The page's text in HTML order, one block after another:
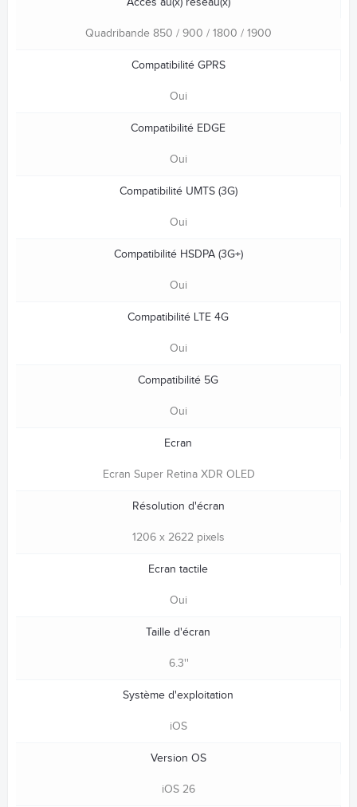
Quadribande 850 / 900 / 1800 / 1900
Compatibilité GPRS
Oui
Compatibilité EDGE
Oui
Compatibilité UMTS (3G)
Oui
Compatibilité HSDPA (3G+)
Oui
Compatibilité LTE 4G
Oui
Compatibilité 5G
Oui
Ecran
Ecran Super Retina XDR OLED
Résolution d'écran
1206 x 2622 pixels
Ecran tactile
Oui
Taille d'écran
6.3''
Système d'exploitation
iOS
Version OS
iOS 26